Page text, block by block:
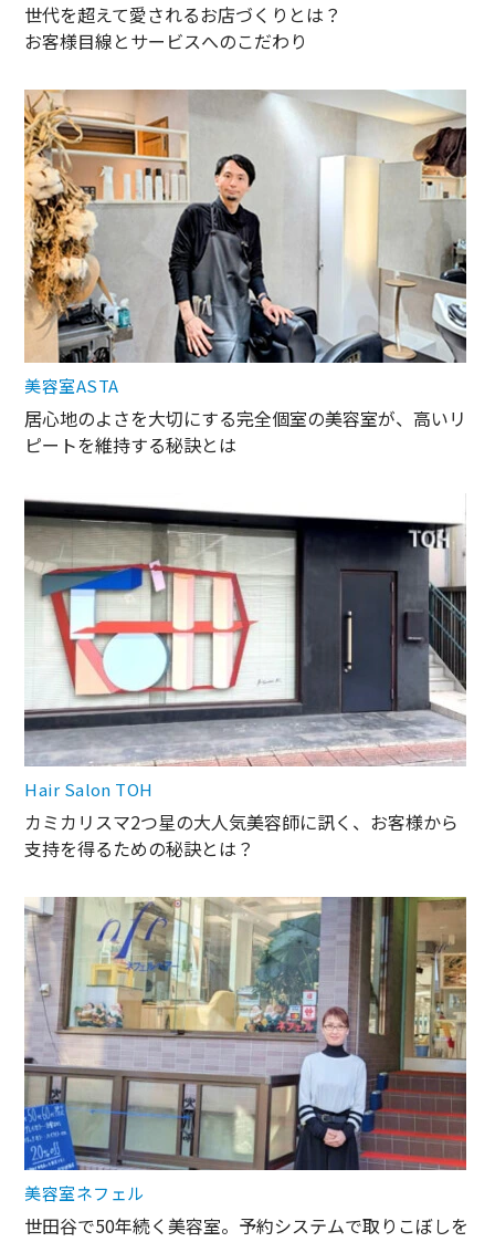
世代を超えて愛されるお店づくりとは？
お客様目線とサービスへのこだわり
美容室ASTA
居心地のよさを大切にする完全個室の美容室が、高いリ
ピートを維持する秘訣とは
Hair Salon TOH
カミカリスマ2つ星の大人気美容師に訊く、お客様から
支持を得るための秘訣とは？
美容室ネフェル
世田谷で50年続く美容室。予約システムで取りこぼしを